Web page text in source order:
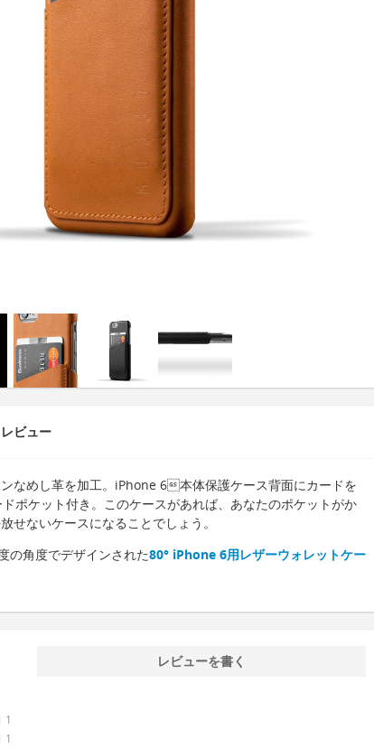
レビュー
なめし革を加工。iPhone 6本体保護ケース背面にカードを
ポケット付き。このケースがあれば、あなたのポケットがか
せないケースになることでしょう。
の角度でデザインされた80° iPhone 6用レザーウォレットケー
1
1
レビューを書く